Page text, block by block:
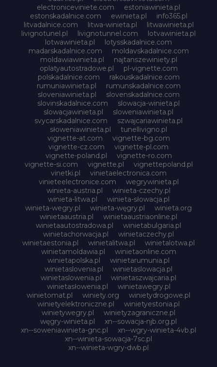
electroniceviniete.com
estoniawinieta.pl
estonskadalnice.com
ewinieta.pl
info365.pl
litvadalnice.com
litwa-winieta.pl
litwawinieta.pl
livignotunel.pl
livignotunnel.com
lotvawinieta.pl
lotwawinieta.pl
lotysskadalnice.com
madarskadalnice.com
moldavskadalnice.com
moldawiawinieta.pl
najtanszewiniety.pl
oplatyautostradowe.pl
pl-vignette.com
polskadalnice.com
rakouskadalnice.com
rumuniawinieta.pl
rumunskadalnice.com
sloveniawinieta.pl
slovenskadalnice.com
slovinskadalnice.com
slowacja-winieta.pl
slowacjawinieta.pl
sloweniawinieta.pl
svycarskadalnice.com
szwajcariawinieta.pl
słoweniawinieta.pl
tunellivigno.pl
vignette-at.com
vignette-bg.com
vignette-cz.com
vignette-pl.com
vignette-poland.pl
vignette-ro.com
vignette-si.com
vignette.pl
vignettepoland.pl
vinetki.pl
vinietaelectronica.com
vinieteelectronice.com
wegrywinieta.pl
winieta-austria.pl
winieta-czechy.pl
winieta-litwa.pl
winieta-słowacja.pl
winieta-wegry.pl
winieta-węgry.pl
winieta.org
winietaaustria.pl
winietaaustriaonline.pl
winietaautostradowa.pl
winietabulgaria.pl
winietachorwacja.pl
winietaczechy.pl
winietaestonia.pl
winietalitwa.pl
winietalotwa.pl
winietamoldawia.pl
winietaonline.com
winietapolska.pl
winietarumunia.pl
winietaslovenia.pl
winietaslowacja.pl
winietaslowenia.pl
winietaszwajcaria.pl
winietasłowenia.pl
winietawegry.pl
winietomat.pl
winiety.org
winietydrogowe.pl
winietyelektroniczne.pl
winietyestonia.pl
winietywegry.pl
winietyzagraniczne.pl
węgry-winieta.pl
xn--sowacja-njb.org.pl
xn--soweniawinieta-gnc.pl
xn--wgry-winieta-4vb.pl
xn--winieta-sowacja-7sc.pl
xn--winieta-wgry-dwb.pl